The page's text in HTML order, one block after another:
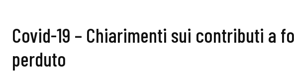
Covid-19 – Chiarimenti sui contributi a
perduto